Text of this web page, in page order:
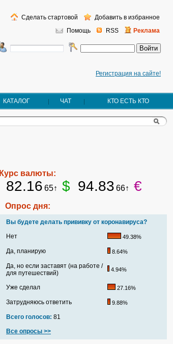
Регистрация на сайте!
Помощь RSS Реклама
Сделать стартовой Добавить в избранное
КАТАЛОГ ЧАТ КТО ЕСТЬ КТО
Курс валюты:
82.16 65↑ $ 94.83 66↑ €
Опрос дня:
Вы будете делать прививку от коронавируса?
Нет
49.38%
Да, планирую 8.64%
Да, но если заставят (на работе /
для путешествий)
4.94%
Уже сделал 27.16%
Затрудняюсь ответить 9.88%
Всего голосов: 81
Все опросы >>